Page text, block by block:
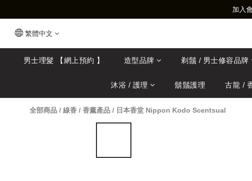
加入
繁體中文
男士理髮 【網上預約 】 造型品牌 剃鬚 / 男士修容品牌
沐浴 / 護理 鬍鬚護理 古龍 /
全部商品 / 線香 / 香薰產品 / 日本香堂 Nippon Kodo Scentsual